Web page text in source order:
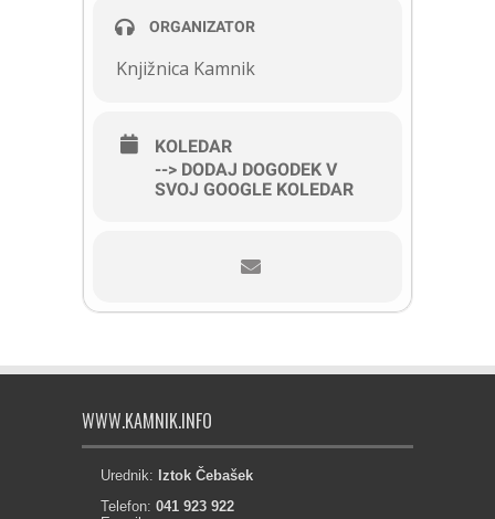
ORGANIZATOR
Knjižnica Kamnik
KOLEDAR
--> DODAJ DOGODEK V
SVOJ GOOGLE KOLEDAR
WWW.KAMNIK.INFO
Urednik: Iztok Čebašek
Telefon: 041 923 922